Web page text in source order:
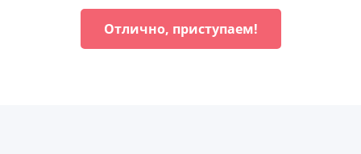
Отлично, приступаем!